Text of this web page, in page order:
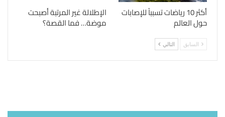
أكثر 10 رياضات تسبباً للإصابات
حول العالم
الإطلالة غير المرتبة أصبحت
موضة… فما القصة؟
السابق التالي